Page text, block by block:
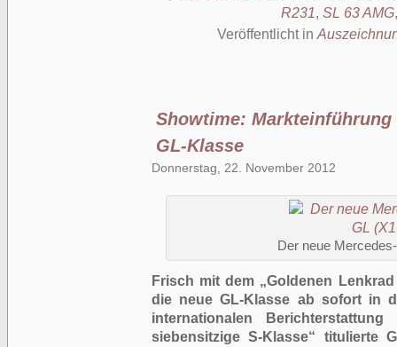
R231, SL 63 AMG
Veröffentlicht in
Showtime: Markteinführung
GL-Klasse
Donnerstag, 22. November 2012
Der neue
Frisch mit dem „Goldenen
die neue GL-Klasse ab sofort in
internationalen
siebensitzige S-Klasse“ titulierte